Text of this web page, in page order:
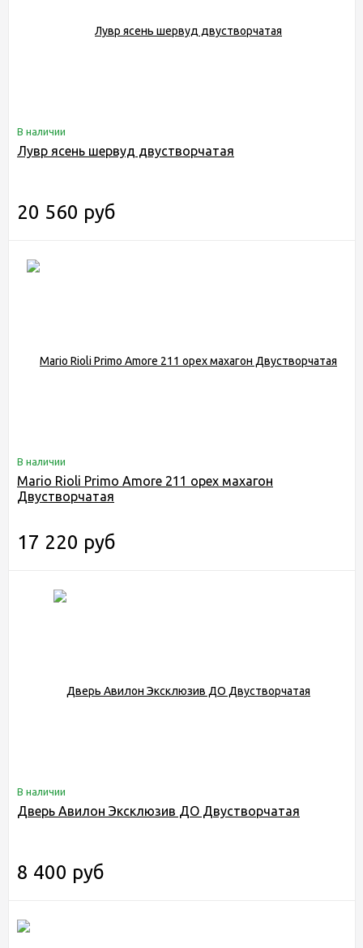
В наличии
Лувр ясень шервуд двустворчатая
20 560 руб
В наличии
Mario Rioli Primo Amore 211 орех махагон
Двустворчатая
17 220 руб
В наличии
Дверь Авилон Эксклюзив ДО Двустворчатая
8 400 руб